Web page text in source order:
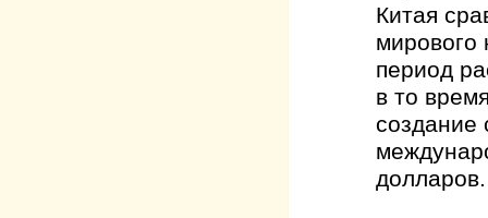
Китая
мирового
период
в то
создание
долларов.